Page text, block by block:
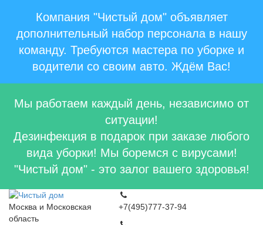
Компания "Чистый дом" объявляет
дополнительный набор персонала в нашу
команду. Требуются мастера по уборке и
водители со своим авто. Ждём Вас!
Мы работаем каждый день, независимо от
ситуации!
Дезинфекция в подарок при заказе любого
вида уборки! Мы боремся с вирусами!
"Чистый дом" - это залог вашего здоровья!
Москва и Московская
область
+7(495)777-37-94